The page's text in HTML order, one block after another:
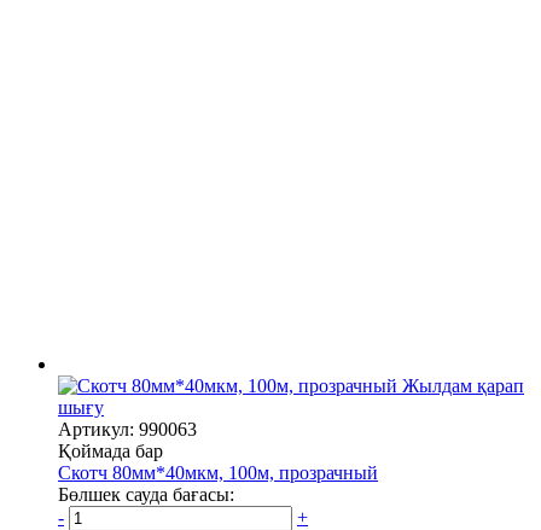
Жылдам қарап
шығу
Артикул: 990063
Қоймада бар
Скотч 80мм*40мкм, 100м, прозрачный
Бөлшек сауда бағасы:
-
+